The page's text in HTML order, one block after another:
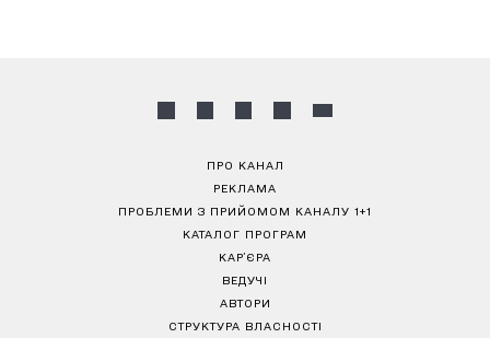
ПРО КАНАЛ
РЕКЛАМА
ПРОБЛЕМИ З ПРИЙОМОМ КАНАЛУ 1+1
КАТАЛОГ ПРОГРАМ
КАР’ЄРА
ВЕДУЧІ
АВТОРИ
СТРУКТУРА ВЛАСНОСТІ